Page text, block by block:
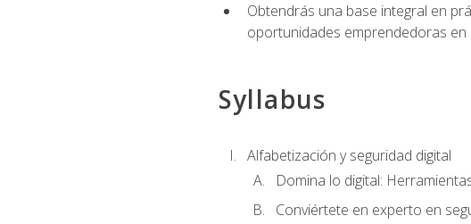
Obtendrás una base integral en
oportunidades emprendedoras
Syllabus
Alfabetización y seguridad digital
Domina lo digital:
Conviértete en experto en